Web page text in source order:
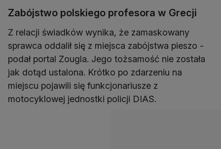
Zabójstwo polskiego profesora w Grecji
Z relacji świadków wynika, że zamaskowany
sprawca oddalił się z miejsca zabójstwa pieszo -
podał portal Zougla. Jego tożsamość nie została
jak dotąd ustalona. Krótko po zdarzeniu na
miejscu pojawili się funkcjonariusze z
motocyklowej jednostki policji DIAS.